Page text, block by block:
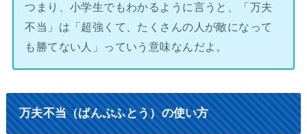
つまり、小学生でもわかるように言うと、「万夫
不当」は「超強くて、たくさんの人が敵になって
も勝てない人」っていう意味なんだよ。
万夫不当（ばんぷふとう）の使い方